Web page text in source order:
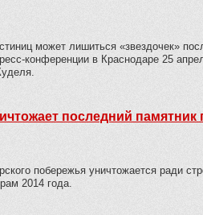
может лишиться «звездочек»
конференции в Краснодаре 25
последний памятник
побережья уничтожается ради
2014 года.